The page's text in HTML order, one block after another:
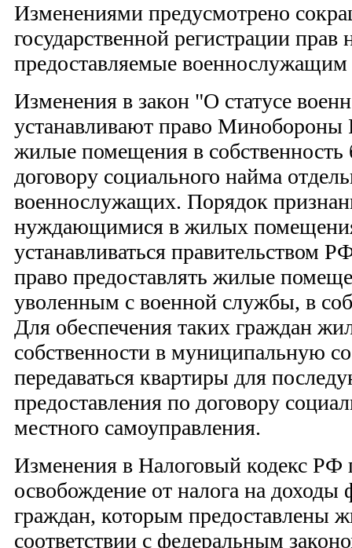
Изменениями предусмотрено
государственной регистрации
предоставляемые
Изменения в закон "О статусе
устанавливают право Минобороны
жилые помещения в собственность
договору социального найма
военнослужащих. Порядок
нуждающимися в жилых
устанавливаться правительством
право предоставлять жилые
уволенным с военной службы, в
Для обеспечения таких граждан
собственности в муниципальную
передаваться квартиры для
предоставления по договору
местного самоуправления.
Изменения в Налоговый кодекс РФ
освобождение от налога на доходы
граждан, которым предоставлены
соответствии с федеральным